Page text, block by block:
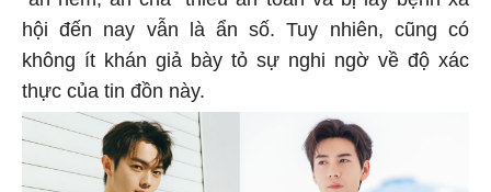
hội đến nay vẫn là ẩn số. Tuy nhiên, cũng có
không ít khán giả bày tỏ sự nghi ngờ về độ xác
thực của tin đồn này.